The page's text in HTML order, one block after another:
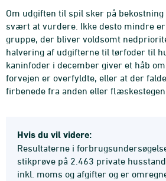
Om udgiften til spil sker på
svært at vurdere. Ikke desto mindre
gruppe, der bliver voldsomt
halvering af udgifterne til tørfoder til
kaninfoder i december giver et håb
forvejen er overfyldte, eller at der
firbenede fra anden eller flæskestegen.
Hvis du vil videre:
Resultaterne i
stikprøve på 2.463 private
inkl. moms og afgifter og er